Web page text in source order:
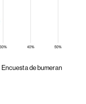
Encuesta de bumeran